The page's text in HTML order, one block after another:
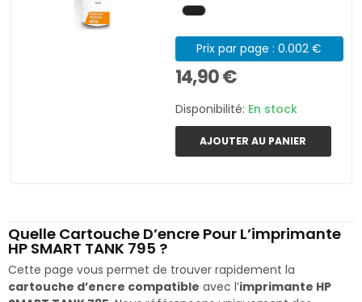
Prix par page : 0.002 €
14,90 €
Disponibilité: En stock
AJOUTER AU PANIER
Quelle Cartouche D’encre Pour L’imprimante
HP SMART TANK 795 ?
Cette page vous permet de trouver rapidement la
cartouche d’encre compatible avec l’imprimante HP